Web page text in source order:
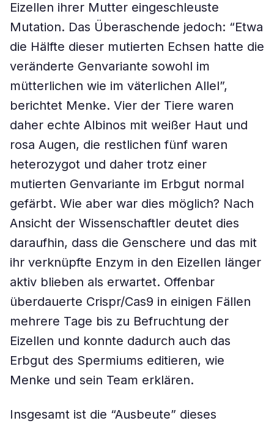
Eizellen ihrer Mutter eingeschleuste
Mutation. Das Überaschende jedoch: “Etwa
die Hälfte dieser mutierten Echsen hatte die
veränderte Genvariante sowohl im
mütterlichen wie im väterlichen Allel”,
berichtet Menke. Vier der Tiere waren
daher echte Albinos mit weißer Haut und
rosa Augen, die restlichen fünf waren
heterozygot und daher trotz einer
mutierten Genvariante im Erbgut normal
gefärbt. Wie aber war dies möglich? Nach
Ansicht der Wissenschaftler deutet dies
daraufhin, dass die Genschere und das mit
ihr verknüpfte Enzym in den Eizellen länger
aktiv blieben als erwartet. Offenbar
überdauerte Crispr/Cas9 in einigen Fällen
mehrere Tage bis zu Befruchtung der
Eizellen und konnte dadurch auch das
Erbgut des Spermiums editieren, wie
Menke und sein Team erklären.
Insgesamt ist die “Ausbeute” dieses